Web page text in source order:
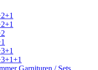
Garnituren / Sets